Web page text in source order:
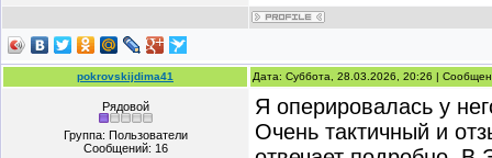
pokrovskijdima41 Дата: Суббота, 28.03.2026, 20:26 |
Рядовой
Группа: Пользователи
Сообщений: 16
Я оперировалась у
Очень тактичный и